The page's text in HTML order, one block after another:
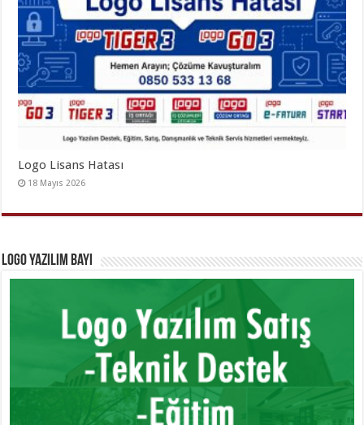
Logo Lisans Hatası
18 Mayıs 2026
Logo Yazılım Bayi